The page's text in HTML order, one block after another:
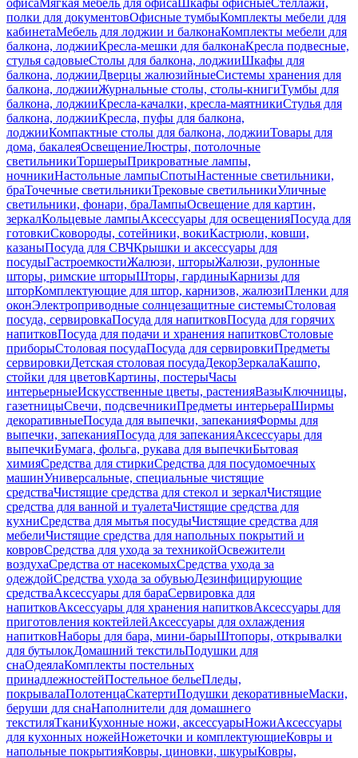
офисаМягкая мебель для офисаШкафы офисныеСтеллажи,
полки для документовОфисные тумбыКомплекты мебели для
кабинетаМебель для лоджии и балконаКомплекты мебели для
балкона, лоджииКресла-мешки для балконаКресла подвесные,
стулья садовыеСтолы для балкона, лоджииШкафы для
балкона, лоджииДверцы жалюзийныеСистемы хранения для
балкона, лоджииЖурнальные столы, столы-книгиТумбы для
балкона, лоджииКресла-качалки, кресла-маятникиСтулья для
балкона, лоджииКресла, пуфы для балкона,
лоджииКомпактные столы для балкона, лоджииТовары для
дома, бакалеяОсвещениеЛюстры, потолочные
светильникиТоршерыПрикроватные лампы,
ночникиНастольные лампыСпотыНастенные светильники,
браТочечные светильникиТрековые светильникиУличные
светильники, фонари, браЛампыОсвещение для картин,
зеркалКольцевые лампыАксессуары для освещенияПосуда для
готовкиСковороды, сотейники, вокиКастрюли, ковши,
казаныПосуда для СВЧКрышки и аксессуары для
посудыГастроемкостиЖалюзи, шторыЖалюзи, рулонные
шторы, римские шторыШторы, гардиныКарнизы для
шторКомплектующие для штор, карнизов, жалюзиПленки для
оконЭлектроприводные солнцезащитные системыСтоловая
посуда, сервировкаПосуда для напитковПосуда для горячих
напитковПосуда для подачи и хранения напитковСтоловые
приборыСтоловая посудаПосуда для сервировкиПредметы
сервировкиДетская столовая посудаДекорЗеркалаКашпо,
стойки для цветовКартины, постерыЧасы
интерьерныеИскусственные цветы, растенияВазыКлючницы,
газетницыСвечи, подсвечникиПредметы интерьераШирмы
декоративныеПосуда для выпечки, запеканияФормы для
выпечки, запеканияПосуда для запеканияАксессуары для
выпечкиБумага, фольга, рукава для выпечкиБытовая
химияСредства для стиркиСредства для посудомоечных
машинУниверсальные, специальные чистящие
средстваЧистящие средства для стекол и зеркалЧистящие
средства для ванной и туалетаЧистящие средства для
кухниСредства для мытья посудыЧистящие средства для
мебелиЧистящие средства для напольных покрытий и
ковровСредства для ухода за техникойОсвежители
воздухаСредства от насекомыхСредства ухода за
одеждойСредства ухода за обувьюДезинфицирующие
средстваАксессуары для бараСервировка для
напитковАксессуары для хранения напитковАксессуары для
приготовления коктейлейАксессуары для охлаждения
напитковНаборы для бара, мини-барыШтопоры, открывалки
для бутылокДомашний текстильПодушки для
снаОдеялаКомплекты постельных
принадлежностейПостельное бельеПледы,
покрывалаПолотенцаСкатертиПодушки декоративныеМаски,
беруши для снаНаполнители для домашнего
текстиляТканиКухонные ножи, аксессуарыНожиАксессуары
для кухонных ножейНожеточки и комплектующиеКовры и
напольные покрытияКовры, циновки, шкурыКовры,